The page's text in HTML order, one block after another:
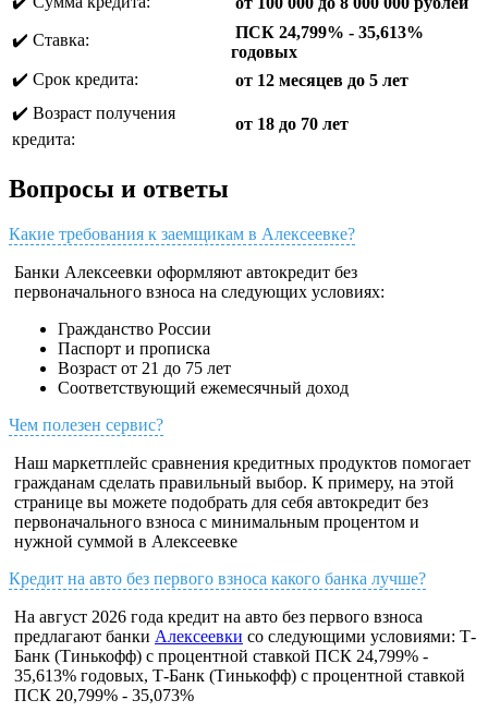
✔️ Ставка:
ПСК 24,799% - 35,613%
годовых
✔️ Срок кредита:
от 12 месяцев до 5 лет
✔️ Возраст получения
кредита:
от 18 до 70 лет
Вопросы и ответы
Какие требования к заемщикам в Алексеевке?
Банки Алексеевки оформляют автокредит без
первоначального взноса на следующих условиях:
Гражданство России
Паспорт и прописка
Возраст от 21 до 75 лет
Соответствующий ежемесячный доход
Чем полезен сервис?
Наш маркетплейс сравнения кредитных продуктов помогает
гражданам сделать правильный выбор. К примеру, на этой
странице вы можете подобрать для себя автокредит без
первоначального взноса с минимальным процентом и
нужной суммой в Алексеевке
Кредит на авто без первого взноса какого банка лучше?
На август 2026 года кредит на авто без первого взноса
предлагают банки Алексеевки со следующими условиями: Т-
Банк (Тинькофф) с процентной ставкой ПСК 24,799% -
35,613% годовых, Т-Банк (Тинькофф) с процентной ставкой
ПСК 20,799% - 35,073%